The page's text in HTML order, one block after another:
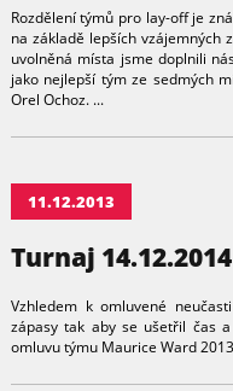
Rozdělení týmů pro lay-off je
na základě lepších vzájemných
uvolněná místa jsme doplnili
jako nejlepší tým ze sedmých
Orel Ochoz. ...
11.12.2013
Turnaj
Vzhledem k omluvené
zápasy tak aby se ušetřil čas
omluvu týmu Maurice Ward